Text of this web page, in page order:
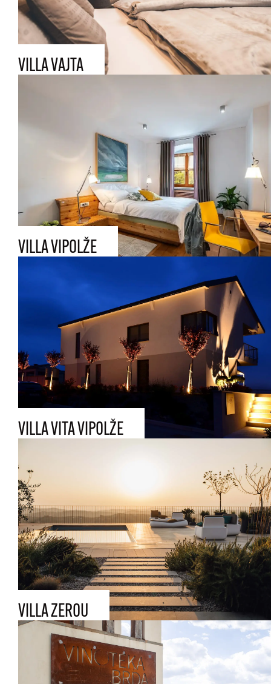
VILLA VAJTA
VILLA VIPOLŽE
VILLA VITA VIPOLŽE
VILLA ZEROU